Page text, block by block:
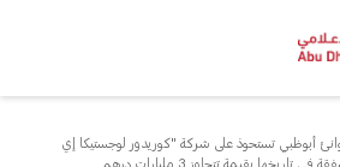
أبوظبي تستحوذ على شركة "كوريدور لوجستيكا إي
بقيمة تتجاوز 3 مليارات درهم